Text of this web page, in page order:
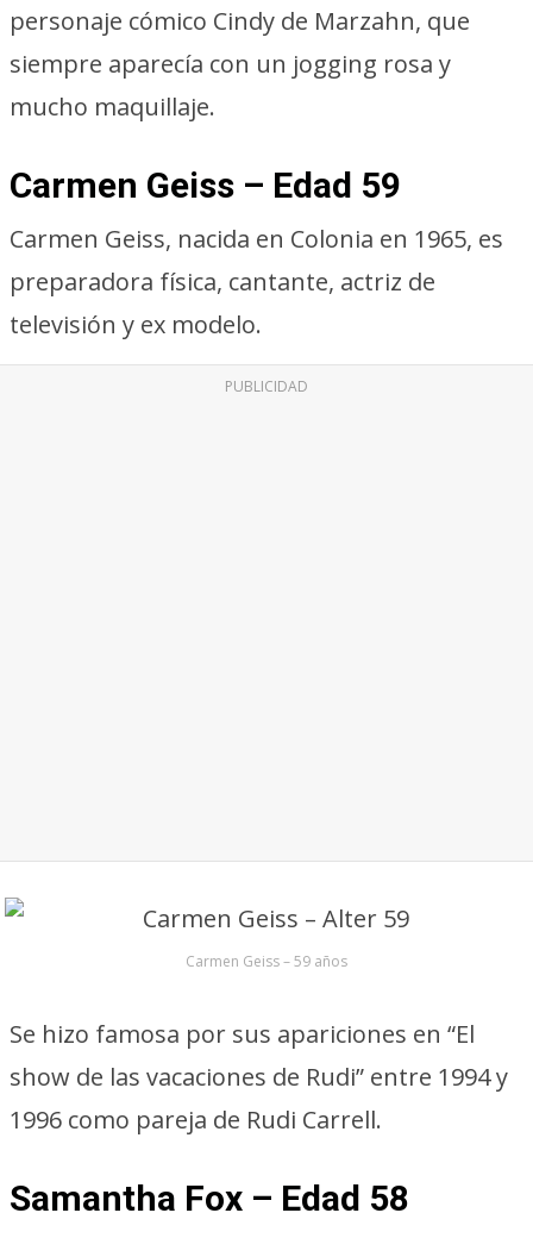
personaje cómico Cindy de Marzahn, que
siempre aparecía con un jogging rosa y
mucho maquillaje.
Carmen Geiss – Edad 59
Carmen Geiss, nacida en Colonia en 1965, es
preparadora física, cantante, actriz de
televisión y ex modelo.
PUBLICIDAD
Carmen Geiss – 59 años
Se hizo famosa por sus apariciones en “El
show de las vacaciones de Rudi” entre 1994 y
1996 como pareja de Rudi Carrell.
Samantha Fox – Edad 58